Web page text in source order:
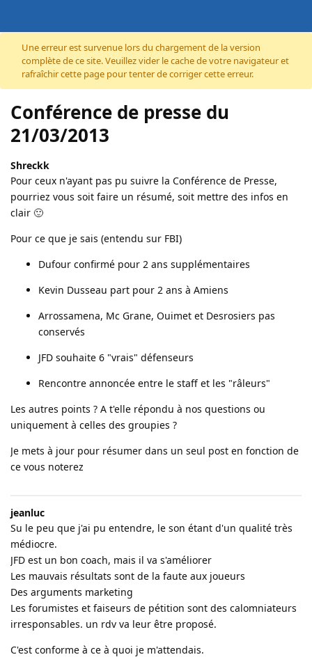
Accéder au contenu
Une erreur est survenue lors du chargement de la version
complète de ce site. Veuillez vider le cache de votre navigateur et
rafraîchir cette page pour tenter de corriger cette erreur.
Conférence de presse du
21/03/2013
Shreckk
Pour ceux n'ayant pas pu suivre la Conférence de Presse,
pourriez vous soit faire un résumé, soit mettre des infos en
clair 🙂
Pour ce que je sais (entendu sur FBI)
Dufour confirmé pour 2 ans supplémentaires
Kevin Dusseau part pour 2 ans à Amiens
Arrossamena, Mc Grane, Ouimet et Desrosiers pas
conservés
JFD souhaite 6 "vrais" défenseurs
Rencontre annoncée entre le staff et les "râleurs"
Les autres points ? A t'elle répondu à nos questions ou
uniquement à celles des groupies ?
Je mets à jour pour résumer dans un seul post en fonction de
ce vous noterez
jeanluc
Su le peu que j'ai pu entendre, le son étant d'un qualité très
médiocre.
JFD est un bon coach, mais il va s'améliorer
Les mauvais résultats sont de la faute aux joueurs
Des arguments marketing
Les forumistes et faiseurs de pétition sont des calomniateurs
irresponsables. un rdv va leur être proposé.
C'est conforme à ce à quoi je m'attendais.